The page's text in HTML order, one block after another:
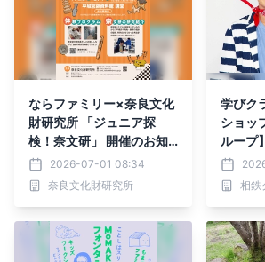
ならファミリー×奈良文化
財研究所 「ジュニア探
検！奈文研」 開催のお知
らせ2026-07-01 08:34
奈良文化財研究所
学びク
ショッ
ループ】
相鉄